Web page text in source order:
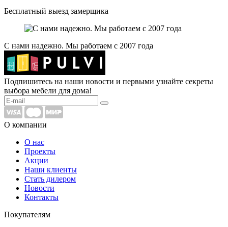
Бесплатный выезд замерщика
С нами надежно. Мы работаем с 2007 года
Подпишитесь на наши новости и первыми узнайте секреты
выбора мебели для дома!
О компании
О нас
Проекты
Акции
Наши клиенты
Стать дилером
Новости
Контакты
Покупателям